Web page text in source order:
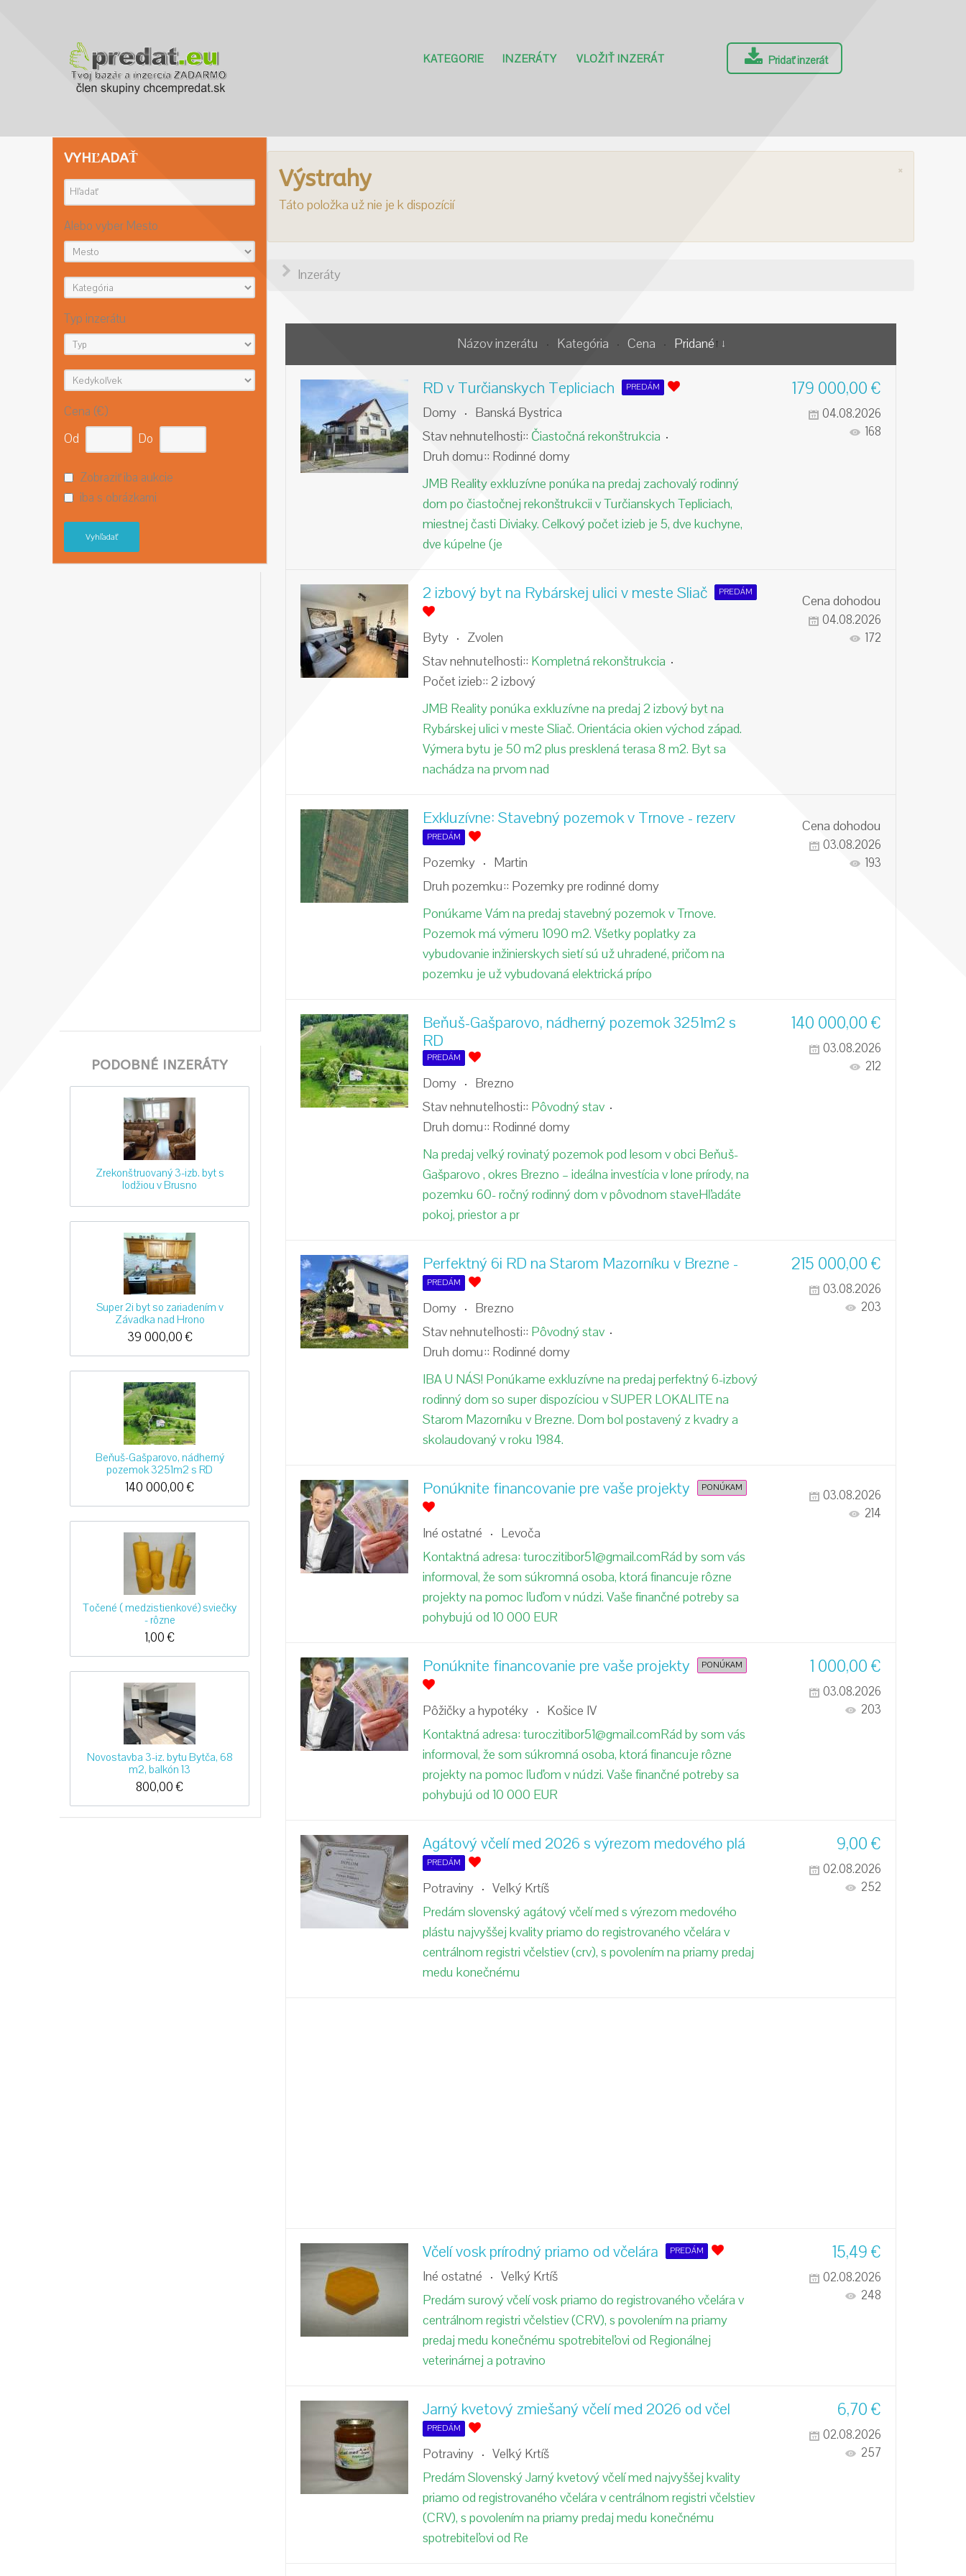
KATEGORIE INZERÁTY VLOŽIŤ INZERÁT Pridať inzerát
VYHĽADAŤ
Alebo vyber Mesto
Typ inzerátu
Cena (€)
Od
Do
Zobraziť iba aukcie
iba s obrázkami
Vyhľadať
PODOBNÉ INZERÁTY
Zrekonštruovaný 3-izb. byt s
lodžiou v Brusno
Super 2i byt so zariadením v
Závadka nad Hrono
39 000,00€
Beňuš-Gašparovo, nádherný
pozemok 3251m2 s RD
140 000,00 €
Točené ( medzistienkové) sviečky
- rôzne
1,00 €
Novostavba 3-iz. bytu Bytča, 68
m2, balkón 13
800,00 €
×
Výstrahy
Táto položka už nie je k dispozícií
Inzeráty
Názov inzerátu Kategória Cena Pridané
RD v Turčianskych Tepliciach PREDÁM
Domy
Banská Bystrica
Stav nehnuteľnosti:: Čiastočná rekonštrukcia
Druh domu:: Rodinné domy
JMB Reality exkluzívne ponúka na predaj zachovalý rodinný
dom po čiastočnej rekonštrukcii v Turčianskych Tepliciach,
miestnej časti Diviaky. Celkový počet izieb je 5, dve kuchyne,
dve kúpelne (je
179 000,00€
04.08.2026
168
2 izbový byt na Rybárskej ulici v meste Sliač PREDÁM
Byty
Zvolen
Stav nehnuteľnosti:: Kompletná rekonštrukcia
Počet izieb:: 2 izbový
JMB Reality ponúka exkluzívne na predaj 2 izbový byt na
Rybárskej ulici v meste Sliač. Orientácia okien východ západ.
Výmera bytu je 50 m2 plus presklená terasa 8 m2. Byt sa
nachádza na prvom nad
Cena dohodou
04.08.2026
172
Exkluzívne: Stavebný pozemok v Trnove - rezerv
PREDÁM
Pozemky
Martin
Druh pozemku:: Pozemky pre rodinné domy
Ponúkame Vám na predaj stavebný pozemok v Trnove.
Pozemok má výmeru 1090 m2. Všetky poplatky za
vybudovanie inžinierskych sietí sú už uhradené, pričom na
pozemku je už vybudovaná elektrická prípo
Cena dohodou
03.08.2026
193
Beňuš-Gašparovo, nádherný pozemok 3251m2 s
RD
PREDÁM
Domy
Brezno
Stav nehnuteľnosti:: Pôvodný stav
Druh domu:: Rodinné domy
Na predaj veľký rovinatý pozemok pod lesom v obci Beňuš-
Gašparovo , okres Brezno – ideálna investícia v lone prírody, na
pozemku 60- ročný rodinný dom v pôvodnom staveHľadáte
pokoj, priestor a pr
140 000,00€
03.08.2026
212
Perfektný 6i RD na Starom Mazorníku v Brezne -
PREDÁM
Domy
Brezno
Stav nehnuteľnosti:: Pôvodný stav
Druh domu:: Rodinné domy
IBA U NÁS! Ponúkame exkluzívne na predaj perfektný 6-izbový
rodinný dom so super dispozíciou v SUPER LOKALITE na
Starom Mazorníku v Brezne. Dom bol postavený z kvadry a
skolaudovaný v roku 1984.
215 000,00€
03.08.2026
203
Ponúknite financovanie pre vaše projekty PONÚKAM
Iné ostatné
Levoča
Kontaktná adresa: turoczitibor51@gmail.comRád by som vás
informoval, že som súkromná osoba, ktorá financuje rôzne
projekty na pomoc ľuďom v núdzi. Vaše finančné potreby sa
pohybujú od 10 000 EUR
03.08.2026
214
Ponúknite financovanie pre vaše projekty PONÚKAM
Pôžičky a hypotéky
Košice IV
Kontaktná adresa: turoczitibor51@gmail.comRád by som vás
informoval, že som súkromná osoba, ktorá financuje rôzne
projekty na pomoc ľuďom v núdzi. Vaše finančné potreby sa
pohybujú od 10 000 EUR
1 000,00€
03.08.2026
203
Agátový včelí med 2026 s výrezom medového plá
PREDÁM
Potraviny
Veľký Krtíš
Predám slovenský agátový včelí med s výrezom medového
plástu najvyššej kvality priamo do registrovaného včelára v
centrálnom registri včelstiev (crv), s povolením na priamy predaj
medu konečnému
9,00€
02.08.2026
252
Včelí vosk prírodný priamo od včelára PREDÁM
Iné ostatné
Veľký Krtíš
Predám surový včelí vosk priamo do registrovaného včelára v
centrálnom registri včelstiev (CRV), s povolením na priamy
predaj medu konečnému spotrebiteľovi od Regionálnej
veterinárnej a potravino
15,49€
02.08.2026
248
Jarný kvetový zmiešaný včelí med 2026 od včel
PREDÁM
Potraviny
Veľký Krtíš
Predám Slovenský Jarný kvetový včelí med najvyššej kvality
priamo od registrovaného včelára v centrálnom registri včelstiev
(CRV), s povolením na priamy predaj medu konečnému
spotrebiteľovi od Re
6,70€
02.08.2026
257